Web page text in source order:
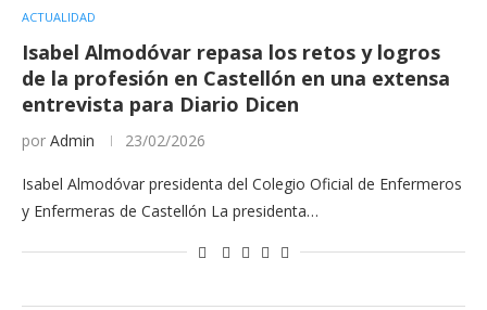
ACTUALIDAD
Isabel Almodóvar repasa los retos y logros
de la profesión en Castellón en una extensa
entrevista para Diario Dicen
por Admin 23/02/2026
Isabel Almodóvar presidenta del Colegio Oficial de Enfermeros
y Enfermeras de Castellón La presidenta…